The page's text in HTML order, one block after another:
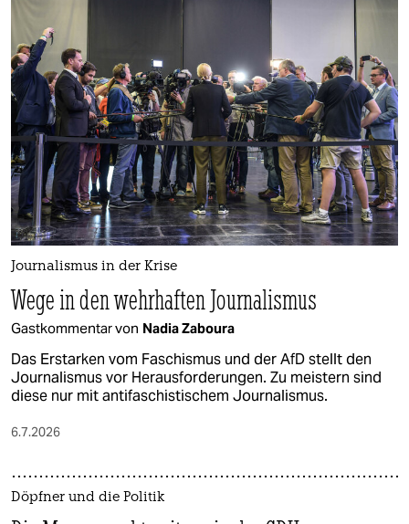
Journalismus in der Krise
Wege in den wehrhaften Journalismus
Gastkommentar von Nadia Zaboura
Das Erstarken vom Faschismus und der AfD stellt den
Journalismus vor Herausforderungen. Zu meistern sind
diese nur mit antifaschistischem Journalismus.
6.7.2026
Döpfner und die Politik